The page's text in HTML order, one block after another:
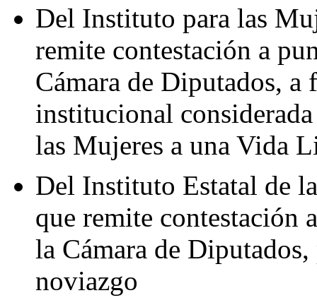
Del Instituto para las
remite contestación a
Cámara de Diputados,
institucional
las Mujeres a una Vida
Del Instituto Estatal de
que remite contestación
la Cámara de
noviazgo